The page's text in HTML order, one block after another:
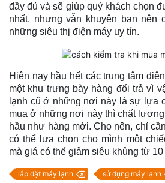
đầy đủ và sẽ giúp quý khách chọn
nhất, nhưng vẫn khuyên bạn nên
những siêu thị điện máy uy tín.
Hiện nay hầu hết các trung tâm
một khu trưng bày hàng đổi trả vì
lạnh cũ ở những nơi này là sự lựa
mua ở những nơi này thì chất
hầu như hàng mới. Cho nên, chỉ
có thể lựa chọn cho mình một
mà giá có thể giảm siêu khủng từ 10
lắp đặt máy lạnh sử dụng máy lạnh